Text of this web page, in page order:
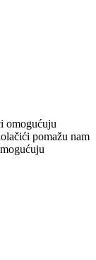
omogućuju
pomažu nam